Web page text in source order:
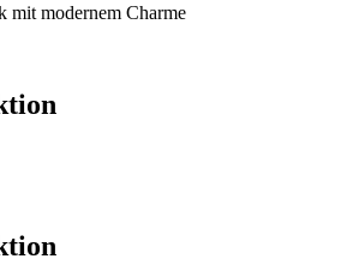
mit modernem Charme